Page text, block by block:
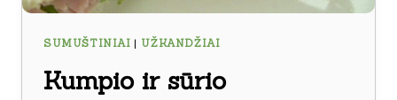
SUMUŠTINIAI | UŽKANDŽIAI
Kumpio ir sūrio